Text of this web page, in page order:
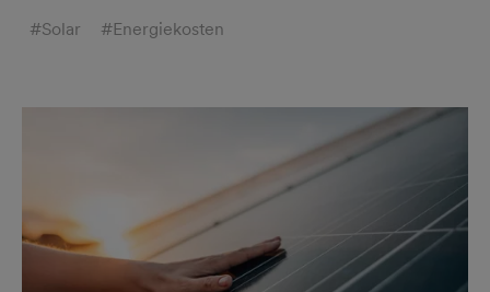
#Solar #Energiekosten